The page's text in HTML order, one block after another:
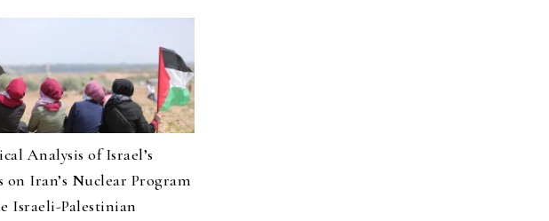
Analysis of Israel’s
on Iran’s Nuclear Program
Israeli-Palestinian